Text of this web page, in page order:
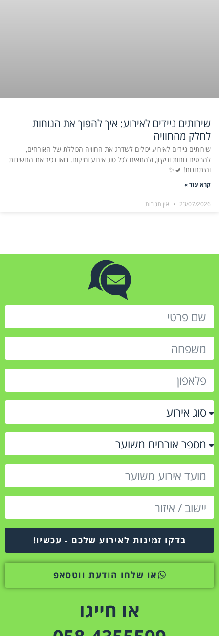
שירותים ניידים לאירוע: איך להפוך את הנוחות
לחלק מהחוויה
שירותים ניידים לאירוע יכולים לשדרג את החוויה הכוללת של האורחים,
להבטיח נוחות וניקיון, ולהתאים לכל סוג אירוע ומיקום. בואו נכיר את החשיבות
והיתרונות! 🚽✨
קרא עוד »
23/07/2026 אין תגובות
בדקו זמינות לאירוע שלכם - עכשיו!
או שלחו הודעת ווטסאפ
או חייגו